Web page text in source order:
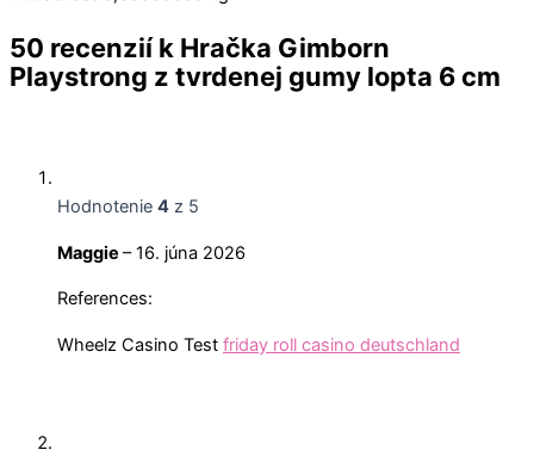
50 recenzií k Hračka Gimborn
Playstrong z tvrdenej gumy lopta 6 cm
Hodnotenie 4 z 5
Maggie – 16. júna 2026
References:
Wheelz Casino Test friday roll casino deutschland